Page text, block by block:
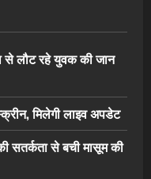
से लौट रहे युवक की जान
मिलेगी लाइव अपडेट
सतर्कता से बची मासूम की